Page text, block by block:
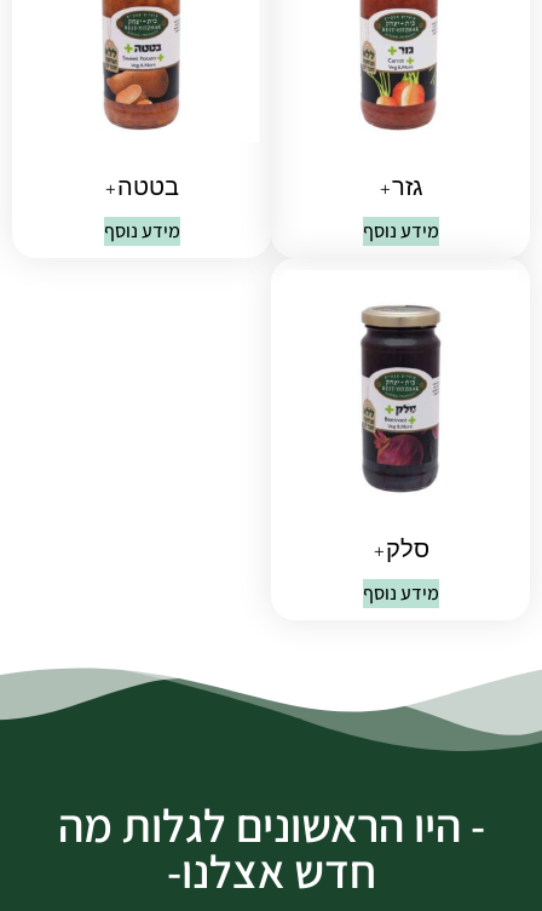
גזר+
מידע נוסף
בטטה+
מידע נוסף
סלק+
מידע נוסף
- היו הראשונים לגלות מה
חדש אצלנו-